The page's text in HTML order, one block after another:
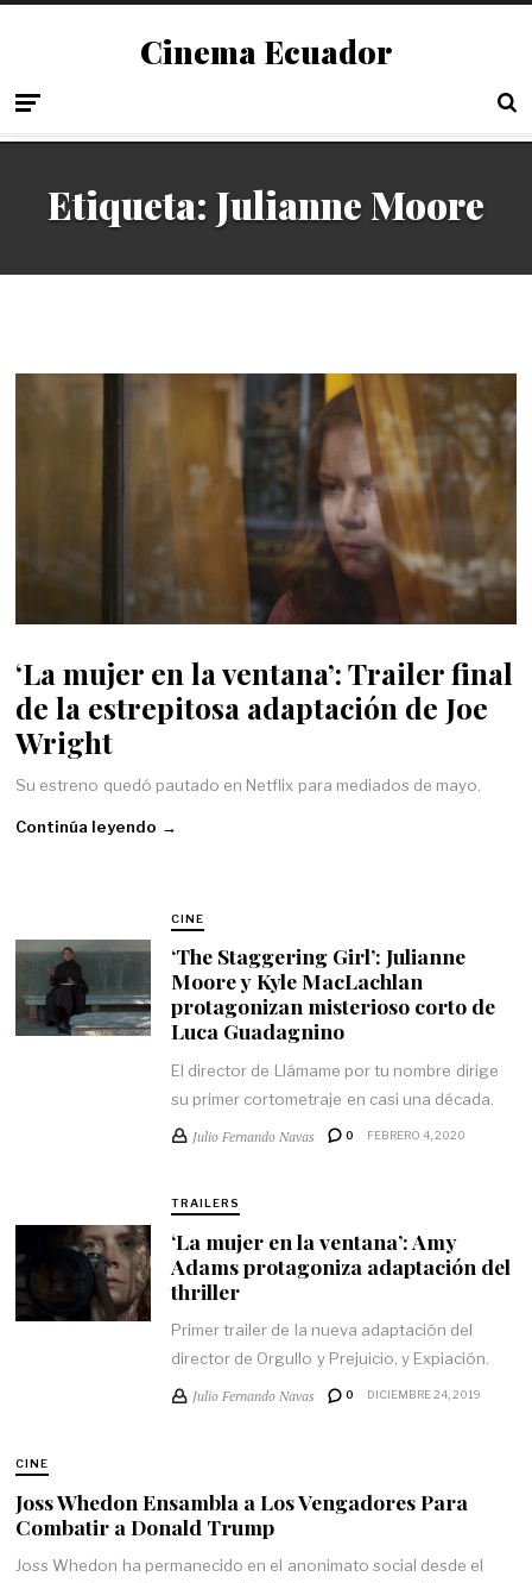
Cinema Ecuador
Etiqueta: Julianne Moore
‘La mujer en la ventana’: Trailer final
de la estrepitosa adaptación de Joe
Wright
Su estreno quedó pautado en Netflix para mediados de mayo.
Continúa leyendo →
CINE
‘The Staggering Girl’: Julianne
Moore y Kyle MacLachlan
protagonizan misterioso corto de
Luca Guadagnino
El director de Llámame por tu nombre dirige
su primer cortometraje en casi una década.
Julio Fernando Navas 0 FEBRERO 4, 2020
TRAILERS
‘La mujer en la ventana’: Amy
Adams protagoniza adaptación del
thriller
Primer trailer de la nueva adaptación del
director de Orgullo y Prejuicio, y Expiación.
Julio Fernando Navas 0 DICIEMBRE 24, 2019
CINE
Joss Whedon Ensambla a Los Vengadores Para
Combatir a Donald Trump
Joss Whedon ha permanecido en el anonimato social desde el